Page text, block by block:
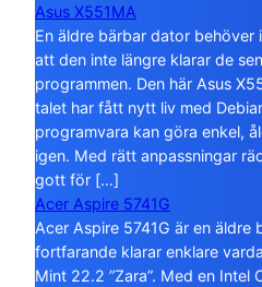
Asus X551MA
En äldre bärbar dator
att den inte längre klarar de
programmen. Den här Asus
talet har fått nytt liv med
programvara kan göra enkel,
igen. Med rätt anpassningar
gott för […]
Acer Aspire 5741G
Acer Aspire 5741G är en äldre
fortfarande klarar enklare
Mint 22.2 ”Zara”. Med en